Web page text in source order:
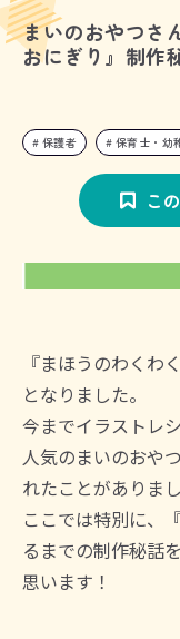
まいのおやつさ
おにぎり』制作
保護者 保育士・幼
こ
『まほうのわくわ
となりました。
今までイラストレ
人気のまいのおや
れたことがありま
ここでは特別に、
るまでの制作秘話
思います！